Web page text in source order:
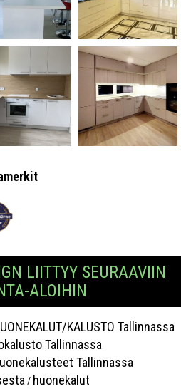
LIITTYY SEURAAVIIN
ALOIHIN
KALUSTO Tallinnassa
Tallinnassa
Tallinnassa
/ huonekalut